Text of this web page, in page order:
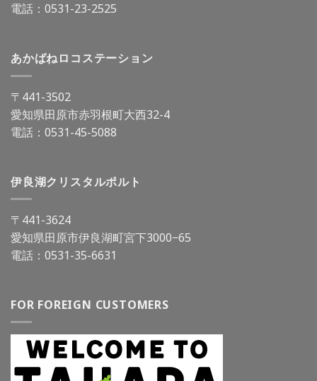
電話： 0531-23-2525
あかばねロコステーション
〒441-3502
愛知県田原市赤羽根町大西32-4
電話： 0531-45-5088
伊良湖クリスタルポルト
〒441-3624
愛知県田原市伊良湖町宮下3000−65
電話： 0531-35-6631
FOR FOREIGN CUSTOMERS